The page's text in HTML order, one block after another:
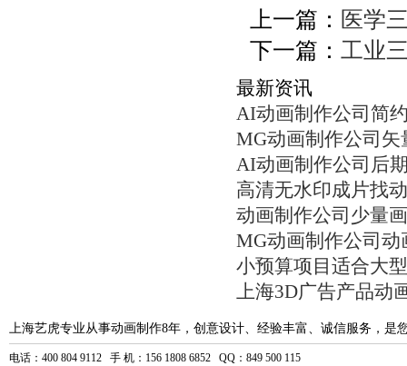
上一篇： 医学
下一篇： 工业
最新资讯
AI动画制作公司简
MG动画制作公司
AI动画制作公司后
高清无水印成片找
动画制作公司少量
MG动画制作公司
小预算项目适合大
上海3D广告产品动
上海艺虎专业从事动画制作8年，创意设计、经验丰富、诚信服务，是
电话：400 804 9112 手 机：156 1808 6852 QQ：849 500 115